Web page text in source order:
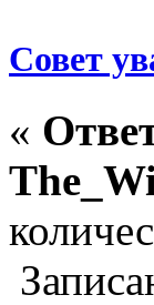
Совет
«